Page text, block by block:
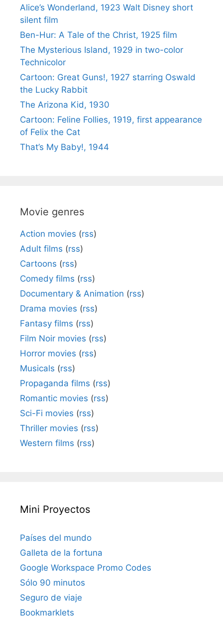
Alice’s Wonderland, 1923 Walt Disney short
silent film
Ben-Hur: A Tale of the Christ, 1925 film
The Mysterious Island, 1929 in two-color
Technicolor
Cartoon: Great Guns!, 1927 starring Oswald
the Lucky Rabbit
The Arizona Kid, 1930
Cartoon: Feline Follies, 1919, first appearance
of Felix the Cat
That’s My Baby!, 1944
Movie genres
Action movies (rss)
Adult films (rss)
Cartoons (rss)
Comedy films (rss)
Documentary & Animation (rss)
Drama movies (rss)
Fantasy films (rss)
Film Noir movies (rss)
Horror movies (rss)
Musicals (rss)
Propaganda films (rss)
Romantic movies (rss)
Sci-Fi movies (rss)
Thriller movies (rss)
Western films (rss)
Mini Proyectos
Países del mundo
Galleta de la fortuna
Google Workspace Promo Codes
Sólo 90 minutos
Seguro de viaje
Bookmarklets